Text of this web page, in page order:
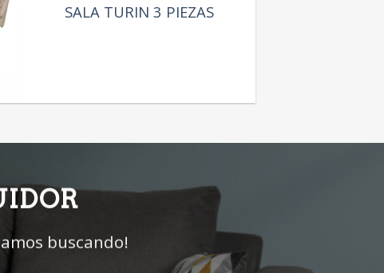
SALA TURIN 3 PIEZAS
buscando!